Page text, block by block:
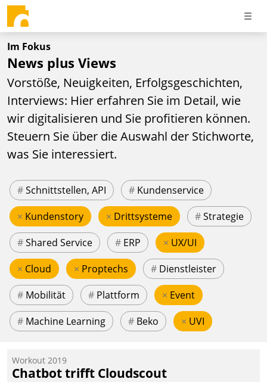
Im Fokus
News plus Views
Vorstöße, Neuigkeiten, Erfolgsgeschichten,
Interviews: Hier erfahren Sie im Detail, wie
wir digitalisieren und Sie profitieren können.
Steuern Sie über die Auswahl der Stichworte,
was Sie interessiert.
#Schnittstellen, API # Kundenservice
× Kundenstory × Drittsysteme #Strategie
#Shared Service # ERP × UX/UI
× Cloud × Proptechs # Dienstleister
# Mobilität # Plattform × Event
# Machine Learning # Beko × UVI
Workout 2019
Chatbot trifft Cloudscout